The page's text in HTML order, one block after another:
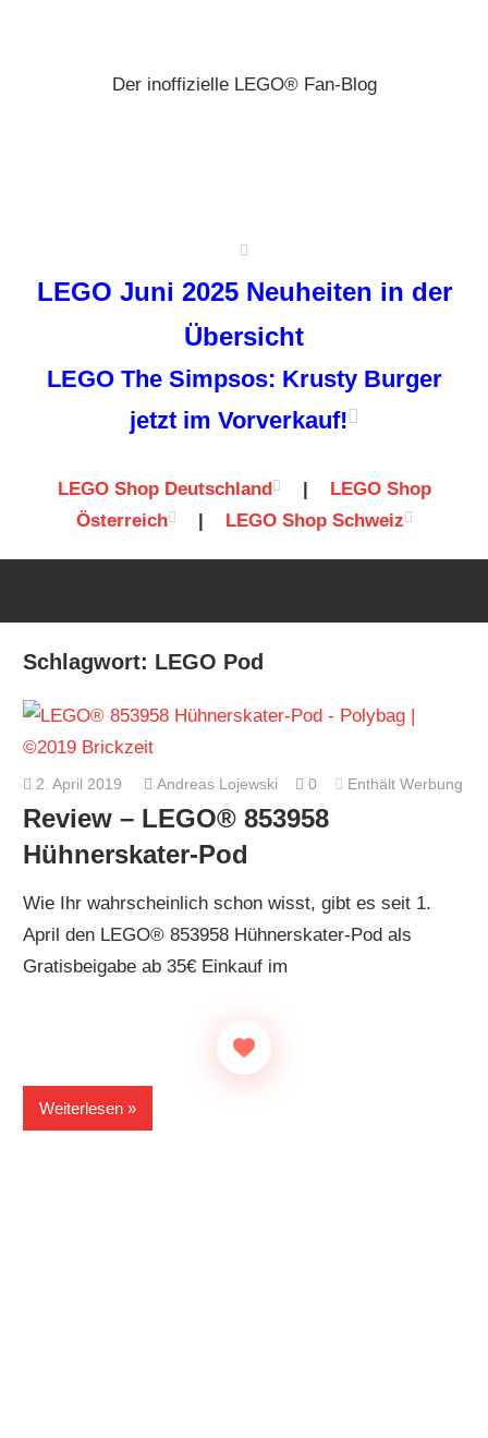
Der inoffizielle LEGO® Fan-Blog
LEGO Juni 2025 Neuheiten in der
Übersicht
LEGO The Simpsos: Krusty Burger
jetzt im Vorverkauf!
LEGO Shop Deutschland | LEGO Shop
Österreich
| LEGO Shop Schweiz
Schlagwort: LEGO Pod
2. April 2019 Andreas Lojewski 0 Enthält Werbung
Review – LEGO® 853958
Hühnerskater-Pod
Wie Ihr wahrscheinlich schon wisst, gibt es seit 1.
April den LEGO® 853958 Hühnerskater-Pod als
Gratisbeigabe ab 35€ Einkauf im
Weiterlesen